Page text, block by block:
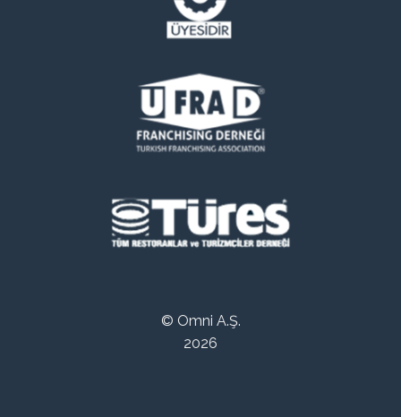
© Omni A.Ş.
2026